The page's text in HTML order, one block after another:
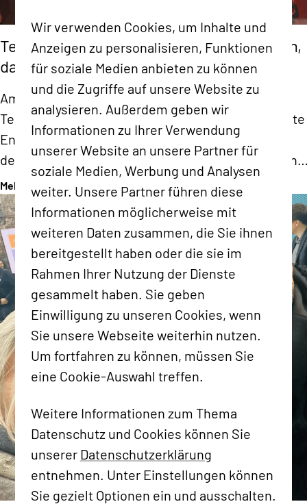
TechDay 2026 bei Kramer & Crew: Wissen,
das bleibt
Am 07. Mai war es wieder so weit: Der jährliche
TechDay der Kramer & Crew GmbH & Co. KG brachte
Entwickler, IT-Experten und innovative Köpfe aus
der Techbranche im RheinEnergieSTADION in Köln
zusammen. Mit dabei waren auch Daniela Aust und
Ahmet Kesen von Königspunkt, die den Tag vor Ort
begleitet haben.
Mehr lesen
Wir verwenden Cookies, um Inhalte und
Anzeigen zu personalisieren, Funktionen
für soziale Medien anbieten zu können
und die Zugriffe auf unsere Website zu
analysieren. Außerdem geben wir
Informationen zu Ihrer Verwendung
unserer Website an unsere Partner für
soziale Medien, Werbung und Analysen
weiter. Unsere Partner führen diese
Informationen möglicherweise mit
weiteren Daten zusammen, die Sie ihnen
bereitgestellt haben oder die sie im
Rahmen Ihrer Nutzung der Dienste
gesammelt haben. Sie geben
Einwilligung zu unseren Cookies, wenn
Sie unsere Webseite weiterhin nutzen.
Um fortfahren zu können, müssen Sie
eine Cookie-Auswahl treffen.
Weitere Informationen zum Thema
Datenschutz und Cookies können Sie
unserer Datenschutzerklärung
entnehmen. Unter Einstellungen können
Sie gezielt Optionen ein und ausschalten.